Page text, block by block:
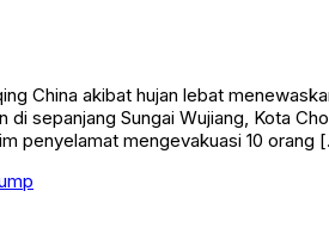
China akibat hujan lebat
sepanjang Sungai Wujiang, Kota
penyelamat mengevakuasi 10 orang